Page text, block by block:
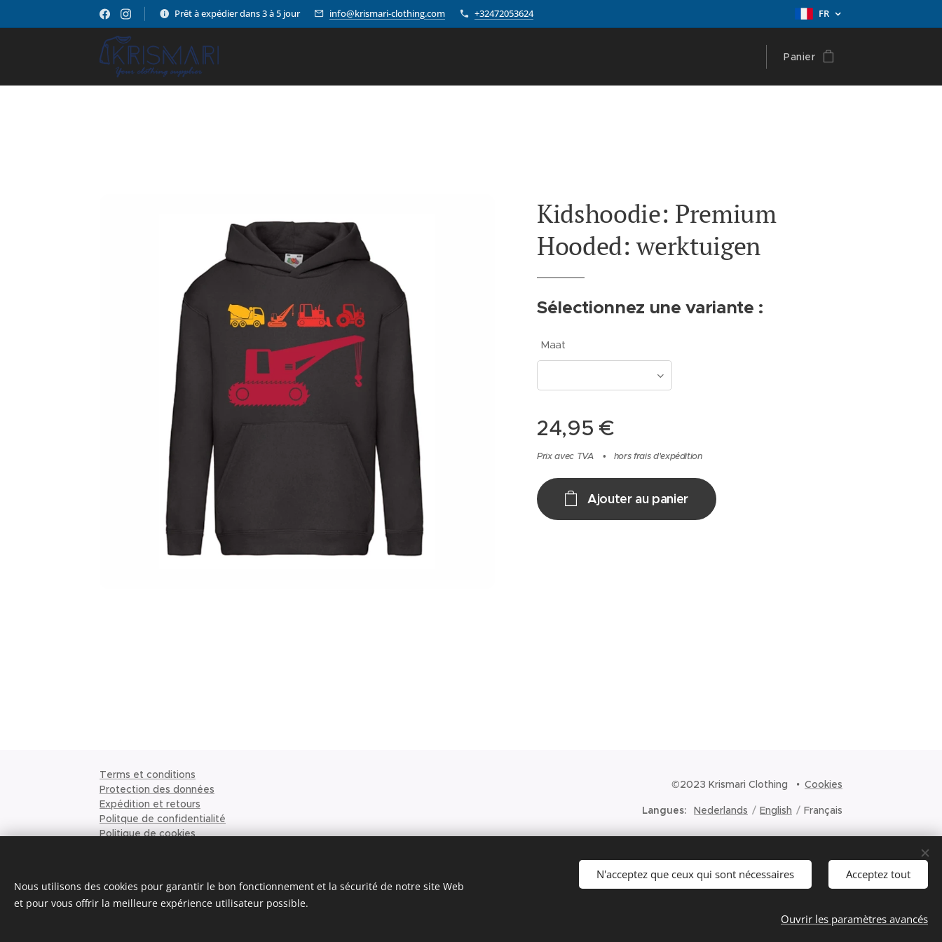
Prêt à expédier dans 3 à 5 jour info@krismari-clothing.com +32472053624 FR
Panier
Kidshoodie: Premium
Hooded: werktuigen
Sélectionnez une variante :
Maat
24,95 €
Prix avec TVA hors frais d'expédition
Ajouter au panier
Terms et conditions
Protection des données
Expédition et retours
Politque de confidentialité
Politique de cookies
À propos de nous
©2023 Krismari Clothing Cookies
Langues Nederlands English Français
Nous utilisons des cookies pour garantir le bon fonctionnement et la sécurité de notre site Web
et pour vous offrir la meilleure expérience utilisateur possible.
N'acceptez que ceux qui sont nécessaires Acceptez tout
Ouvrir les paramètres avancés